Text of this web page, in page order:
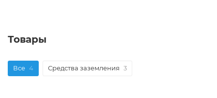
Товары
Все 4 Средства заземления 3